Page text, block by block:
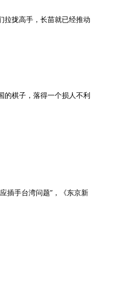
拉拢高手，长苗就已经推动
的棋子，落得一个损人不利
插手台湾问题”，《东京新